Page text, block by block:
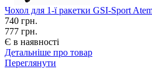
Чохол для 1-ї ракетки GSI-Sport
740 грн.
777 грн.
Є в наявності
Детальніше про товар
Переглянути